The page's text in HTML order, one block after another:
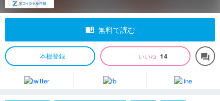
auto_stories 無料で読む
本棚登録 いいね 14 forum